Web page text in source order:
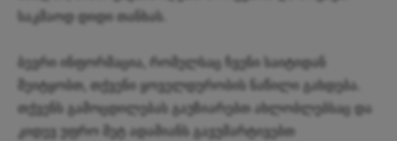
საკმაოდ დიდი თანხას.
ბევრი ინფორმაცია, რომელსაც ჩვენი საიტიდან
შეიტყობთ, თქვენი ყოველდურობის ნაწილი გახდება.
თქვენს გამოცდილებას გაუზიარებთ ახლობლებსაც და
კიდევ უფრო მეტ ადამიანს გავუმარტივებთ